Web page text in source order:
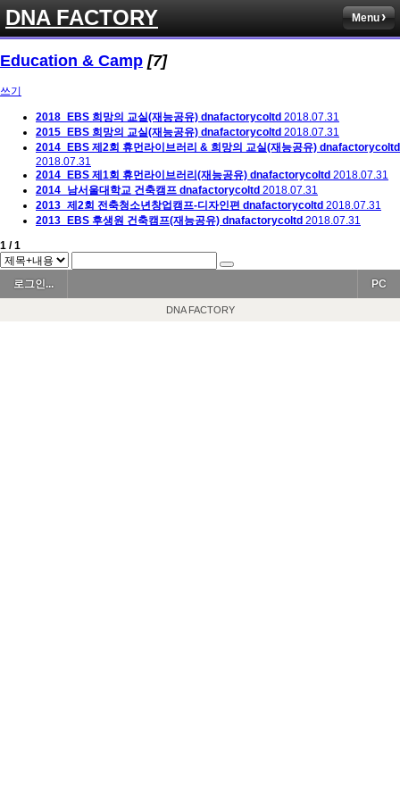
DNA FACTORY Menu
Education & Camp [7]
쓰기
2018_EBS 희망의 교실(재능공유) dnafactorycoltd 2018.07.31
2015_EBS 희망의 교실(재능공유) dnafactorycoltd 2018.07.31
2014_EBS 제2회 휴먼라이브러리 & 희망의 교실(재능공유) dnafactorycoltd
2018.07.31
2014_EBS 제1회 휴먼라이브러리(재능공유) dnafactorycoltd 2018.07.31
2014_남서울대학교 건축캠프 dnafactorycoltd 2018.07.31
2013_제2회 전축청소년창업캠프-디자인편 dnafactorycoltd 2018.07.31
2013_EBS 후생원 건축캠프(재능공유) dnafactorycoltd 2018.07.31
1 / 1
로그인... PC
DNA FACTORY